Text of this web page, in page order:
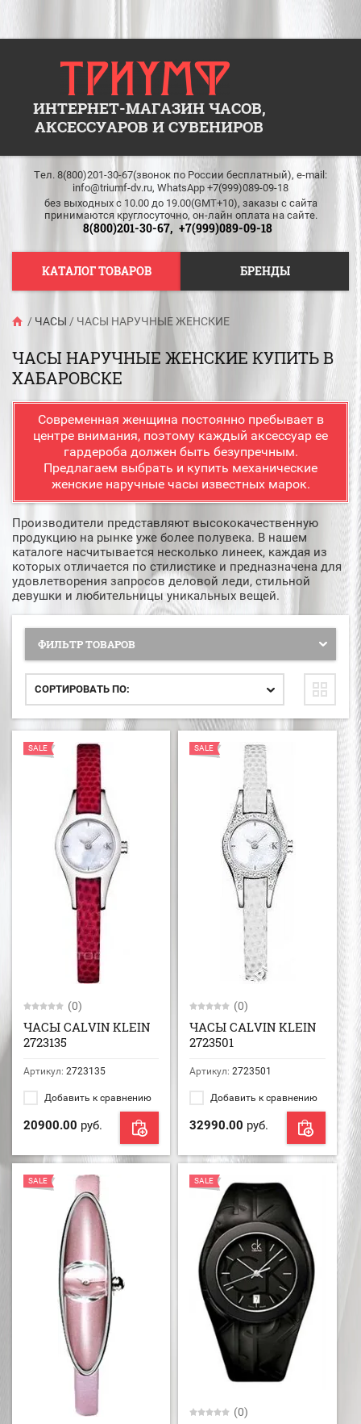
ИНТЕРНЕТ-МАГАЗИН ЧАСОВ,
АКСЕССУАРОВ И СУВЕНИРОВ
Тел. 8(800)201-30-67(звонок по России бесплатный), e-mail:
info@triumf-dv.ru, WhatsApp +7(999)089-09-18
без выходных c 10.00 до 19.00(GMT+10), заказы с сайта
принимаются круглосуточно, он-лайн оплата на сайте.
8(800)201-30-67, +7(999)089-09-18
КАТАЛОГ ТОВАРОВ БРЕНДЫ
/ ЧАСЫ / ЧАСЫ НАРУЧНЫЕ ЖЕНСКИЕ
ЧАСЫ НАРУЧНЫЕ ЖЕНСКИЕ КУПИТЬ В
ХАБАРОВСКЕ
Современная женщина постоянно пребывает в
центре внимания, поэтому каждый аксессуар ее
гардероба должен быть безупречным.
Предлагаем выбрать и купить механические
женские наручные часы известных марок.
Производители представляют высококачественную
продукцию на рынке уже более полувека. В нашем
каталоге насчитывается несколько линеек, каждая из
которых отличается по стилистике и предназначена для
удовлетворения запросов деловой леди, стильной
девушки и любительницы уникальных вещей.
ФИЛЬТР ТОВАРОВ
СОРТИРОВАТЬ ПО:
SALE
(0)
ЧАСЫ CALVIN KLEIN
2723135
Артикул: 2723135
Добавить к сравнению
20900.00 руб.
SALE
(0)
ЧАСЫ CALVIN KLEIN
2723501
Артикул: 2723501
Добавить к сравнению
32990.00 руб.
SALE SALE
(0)